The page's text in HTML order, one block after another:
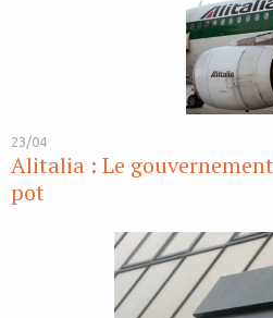
23/04
Alitalia : Le
pot